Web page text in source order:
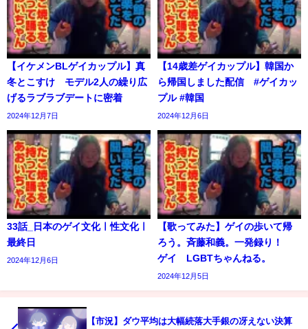
【イケメンBLゲイカップル】真
冬とこすけ モデル2人の繰り広
げるラブラブデートに密着
2024年12月7日
【14歳差ゲイカップル】韓国か
ら帰国しました配信 #ゲイカッ
プル #韓国
2024年12月6日
33話_日本のゲイ文化ㅣ性文化ㅣ
最終日
2024年12月6日
【歌ってみた】ゲイの歩いて帰
ろう。斉藤和義。一発録り！
ゲイ LGBTちゃんねる。
2024年12月5日
【市況】ダウ平均は大幅続落大手銀の冴えない決算